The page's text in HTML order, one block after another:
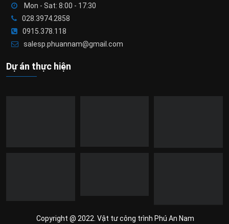
Mon - Sat: 8:00 - 17:30
028.3974.2858
0915.378.118
salesp.phuannam@gmail.com
Dự án thực hiện
Copyright @ 2022. Vật tư công trình Phú An Nam